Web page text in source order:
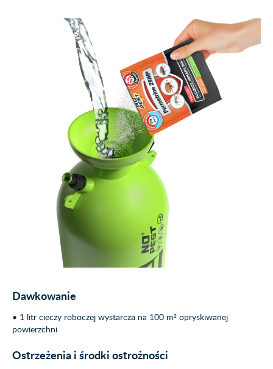
Dawkowanie
• 1 litr cieczy roboczej wystarcza na 100 m² opryskiwanej
powierzchni
Ostrzeżenia i środki ostrożności